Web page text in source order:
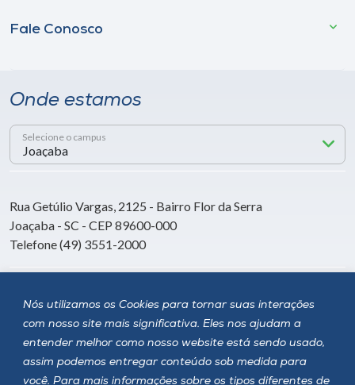
Nós utilizamos os Cookies para tornar suas interações
com nosso site mais significativa. Eles nos ajudam a
entender melhor como nosso website está sendo usado,
assim podemos entregar conteúdo sob medida para
você. Para mais informações sobre os tipos diferentes de
Fale Conosco
Onde estamos
Selecione o campus
Rua Getúlio Vargas, 2125 - Bairro Flor da Serra
Joaçaba - SC - CEP 89600-000
Telefone (49) 3551-2000
Siga a Unoesc